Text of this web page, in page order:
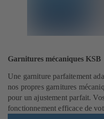
Garnitures mécaniques KSB
Une garniture parfaitement
nos propres garnitures
pour un ajustement parfait.
fonctionnement efficace de